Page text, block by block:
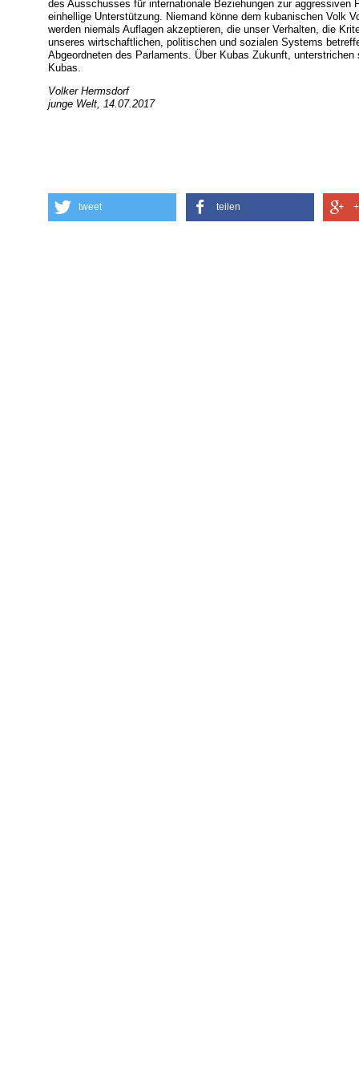
des Ausschusses für internationale Beziehungen zur aggressiven
einhellige Unterstützung. Niemand könne dem kubanischen Volk
werden niemals Auflagen akzeptieren, die unser Verhalten, die
unseres wirtschaftlichen, politischen und sozialen Systems
Abgeordneten des Parlaments. Über Kubas Zukunft,
Kubas.
Volker Hermsdorf
junge Welt, 14.07.2017
tweet teilen